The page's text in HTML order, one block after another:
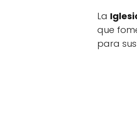
La
que
para